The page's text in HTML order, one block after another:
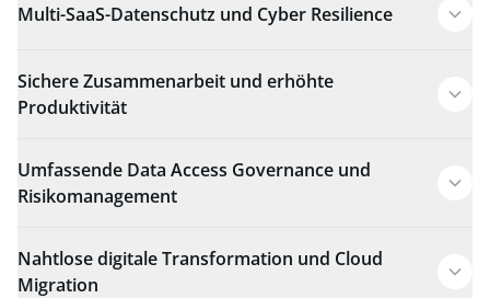
Multi-SaaS-Datenschutz und Cyber Resilience
Sichere Zusammenarbeit und erhöhte
Produktivität
Umfassende Data Access Governance und
Risikomanagement
Nahtlose digitale Transformation und Cloud
Migration